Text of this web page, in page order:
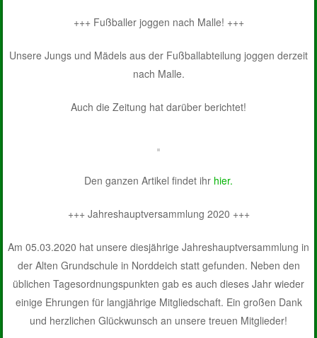
+++ Fußballer joggen nach Malle! +++
Unsere Jungs und Mädels aus der Fußballabteilung joggen derzeit
nach Malle.
Auch die Zeitung hat darüber berichtet!
Den ganzen Artikel findet ihr hier.
+++ Jahreshauptversammlung 2020 +++
Am 05.03.2020 hat unsere diesjährige Jahreshauptversammlung in
der Alten Grundschule in Norddeich statt gefunden. Neben den
üblichen Tagesordnungspunkten gab es auch dieses Jahr wieder
einige Ehrungen für langjährige Mitgliedschaft. Ein großen Dank
und herzlichen Glückwunsch an unsere treuen Mitglieder!